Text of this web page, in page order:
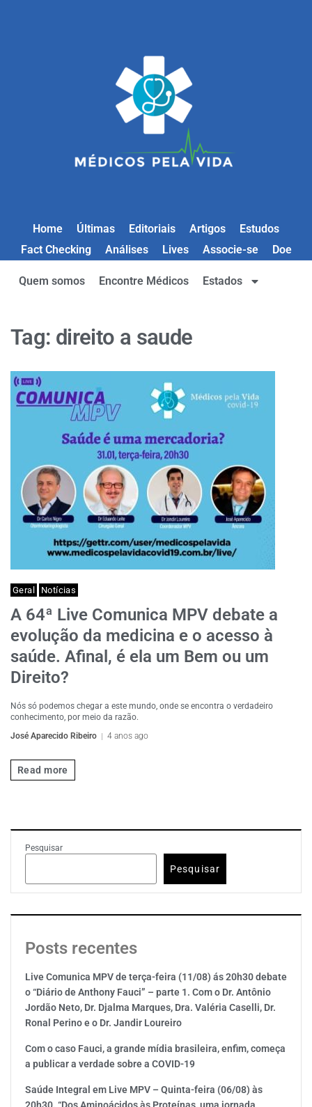
Home Últimas Editoriais Artigos
Estudos
Fact Checking
Análises Lives Associe-se Doe
Quem somos Encontre Médicos Estados
Tag: direito a saude
Geral Notícias
A 64ª Live Comunica MPV debate a
evolução da medicina e o acesso à
saúde. Afinal, é ela um Bem ou um
Direito?
Nós só podemos chegar a este mundo, onde se encontra o verdadeiro
conhecimento, por meio da razão.
José Aparecido Ribeiro
4 anos ago
Read more
Pesquisar
Pesquisar
Posts recentes
Live Comunica MPV de terça-feira (11/08) ás 20h30 debate
o “Diário de Anthony Fauci” – parte 1. Com o Dr. Antônio
Jordão Neto, Dr. Djalma Marques, Dra. Valéria Caselli, Dr.
Ronal Perino e o Dr. Jandir Loureiro
Com o caso Fauci, a grande mídia brasileira, enfim, começa
a publicar a verdade sobre a COVID-19
Saúde Integral em Live MPV – Quinta-feira (06/08) às